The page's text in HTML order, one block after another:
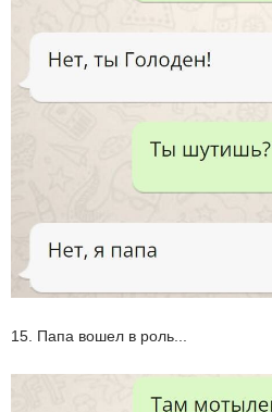
15. Папа вошел в роль...